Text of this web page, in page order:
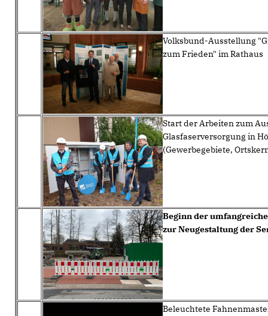
Volksbund-Ausstellung
zum Frieden" im Rathaus
Start der Arbeiten zum
Glasfaserversorgung in
(Gewerbegebiete,
Beginn der
zur Neugestaltung der
Beleuchtete